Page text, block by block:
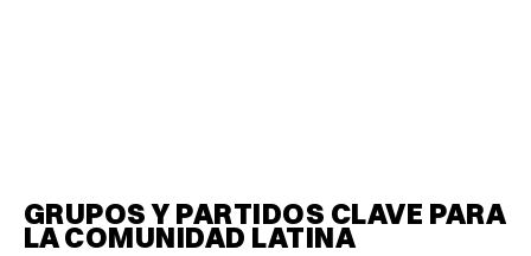
GRUPOS Y PARTIDOS CLAVE PARA
LA COMUNIDAD LATINA